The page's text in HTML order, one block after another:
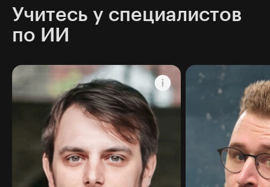
Учитесь у специалистов
по ИИ